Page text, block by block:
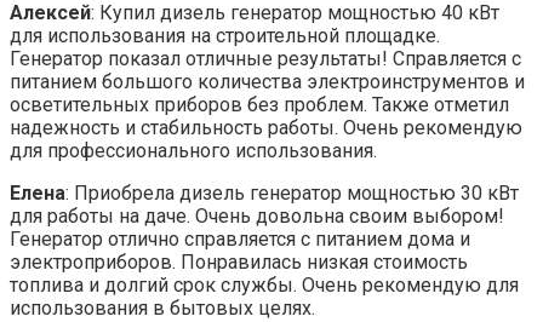
Алексей: Купил дизель генератор мощностью 40 кВт
для использования на строительной площадке.
Генератор показал отличные результаты! Справляется с
питанием большого количества электроинструментов и
осветительных приборов без проблем. Также отметил
надежность и стабильность работы. Очень рекомендую
для профессионального использования.
Елена: Приобрела дизель генератор мощностью 30 кВт
для работы на даче. Очень довольна своим выбором!
Генератор отлично справляется с питанием дома и
электроприборов. Понравилась низкая стоимость
топлива и долгий срок службы. Очень рекомендую для
использования в бытовых целях.